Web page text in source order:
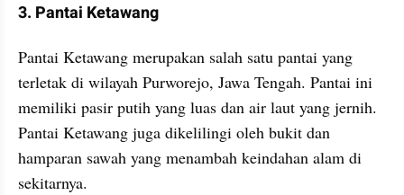
3. Pantai Ketawang
Pantai Ketawang merupakan salah satu pantai yang
terletak di wilayah Purworejo, Jawa Tengah. Pantai ini
memiliki pasir putih yang luas dan air laut yang jernih.
Pantai Ketawang juga dikelilingi oleh bukit dan
hamparan sawah yang menambah keindahan alam di
sekitarnya.